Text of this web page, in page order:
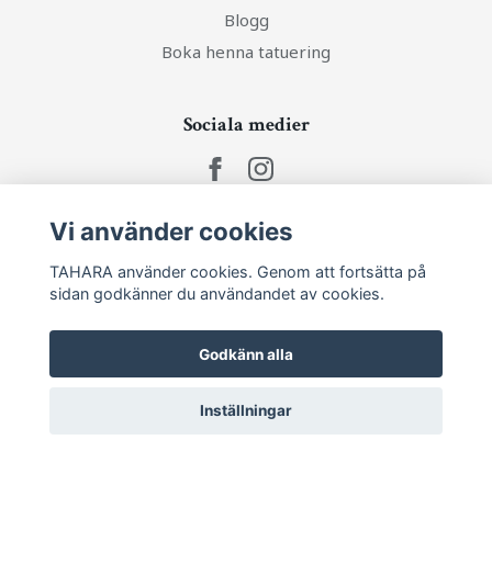
Blogg
Boka henna tatuering
Sociala medier
Vi använder cookies
TAHARA använder cookies. Genom att fortsätta på
sidan godkänner du användandet av cookies.
Godkänn alla
Inställningar